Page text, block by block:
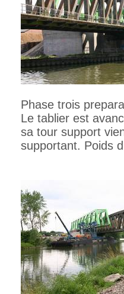
Phase trois
Le tablier est
sa tour support
supportant. Poids